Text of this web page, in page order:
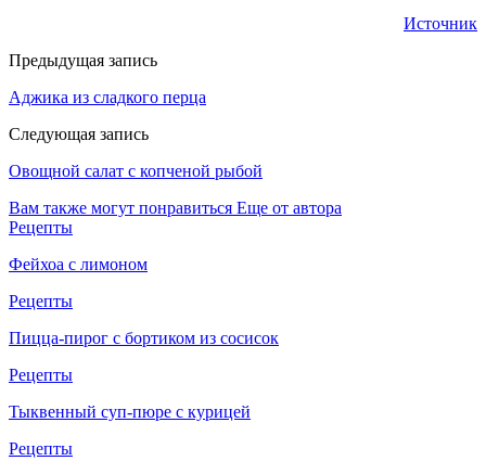
Источник
Предыдущая запись
Аджика из сладкого перца
Следующая запись
Овощной салат с копченой рыбой
Вам также могут понравиться Еще от автора
Рецепты
Фейхоа с лимоном
Рецепты
Пицца-пирог с бортиком из сосисок
Рецепты
Тыквенный суп-пюре с курицей
Рецепты